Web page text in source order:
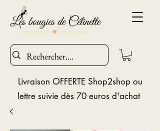
Livraison OFFERTE Shop2shop ou
lettre suivie dès 70 euros d'achat